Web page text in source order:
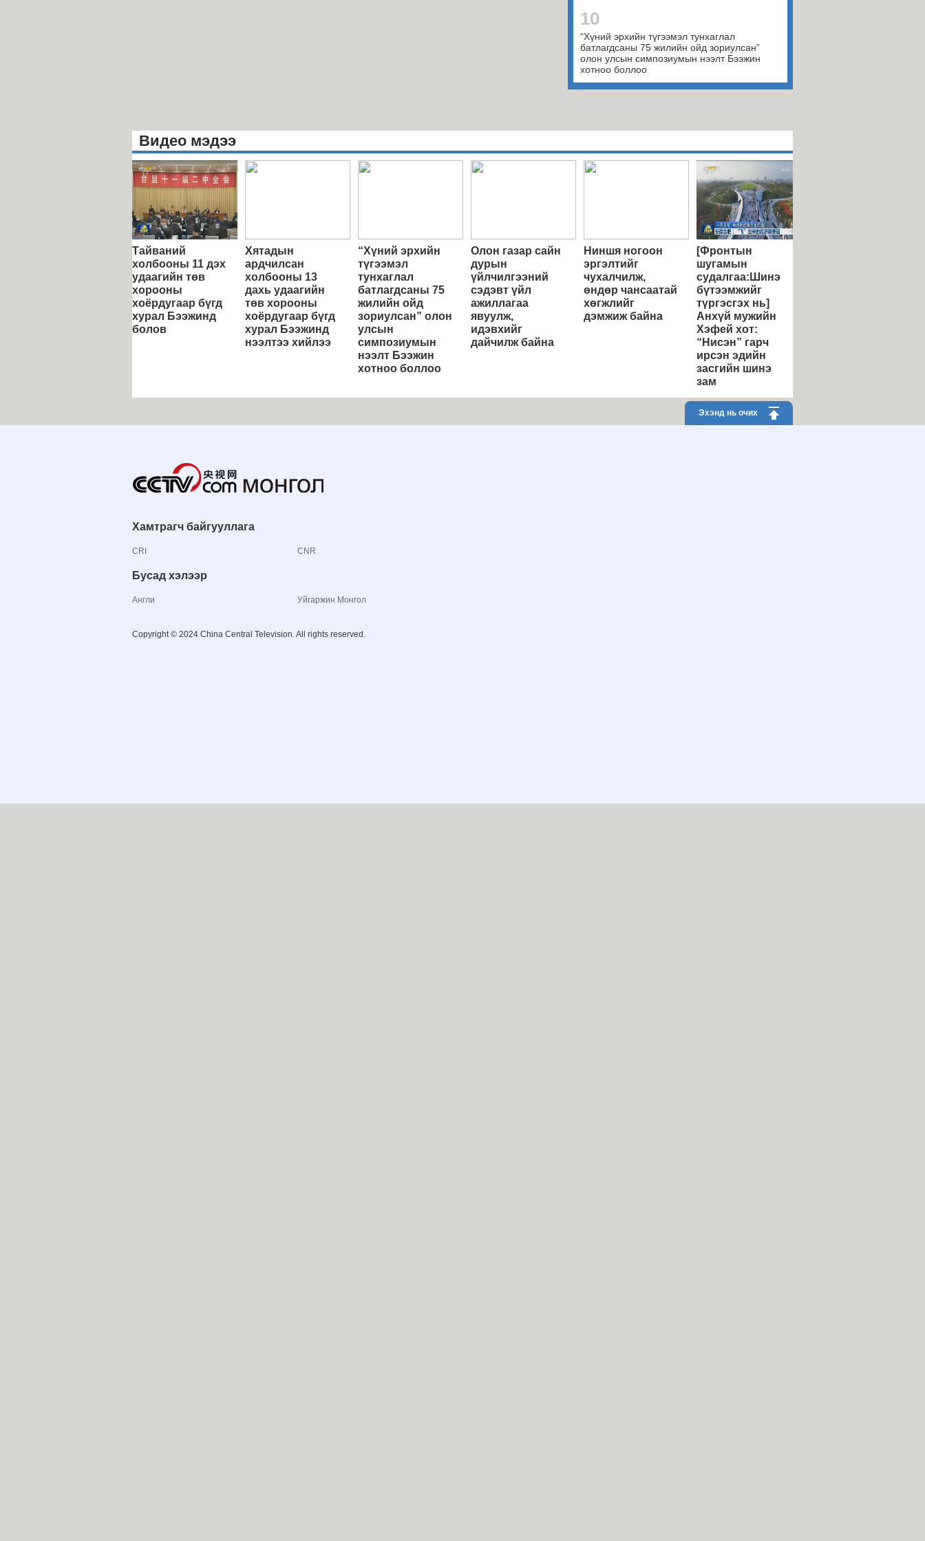
10
“Хүний эрхийн түгээмэл тунхаглал
батлагдсаны 75 жилийн ойд зориулсан”
олон улсын симпозиумын нээлт Бээжин
хотноо боллоо
Видео мэдээ
Тайваний
холбооны 11 дэх
удаагийн төв
хорооны
хоёрдугаар бүгд
хурал Бээжинд
болов
Хятадын
ардчилсан
холбооны 13
дахь удаагийн
төв хорооны
хоёрдугаар бүгд
хурал Бээжинд
нээлтээ хийлээ
“Хүний эрхийн
түгээмэл
тунхаглал
батлагдсаны 75
жилийн ойд
зориулсан” олон
улсын
симпозиумын
нээлт Бээжин
хотноо боллоо
Олон газар сайн
дурын
үйлчилгээний
сэдэвт үйл
ажиллагаа
явуулж,
идэвхийг
дайчилж байна
Ниншя ногоон
эргэлтийг
чухалчилж,
өндөр чансаатай
хөгжлийг
дэмжиж байна
[Фронтын
шугамын
судалгаа:Шинэ
бүтээмжийг
түргэсгэх нь]
Анхүй мужийн
Хэфей хот:
“Нисэн” гарч
ирсэн эдийн
засгийн шинэ
зам
Эхэнд нь очих
Хамтрагч байгууллага
CRI CNR
Бусад хэлээр
Англи Уйгаржин Монгол
Copyright © 2024 China Central Television. All rights reserved.